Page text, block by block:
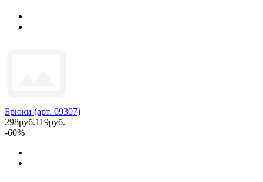
Брюки (арт. 09307)
298руб.119руб.
-60%